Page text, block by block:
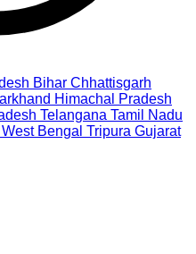
Bihar Chhattisgarh
Himachal Pradesh
Telangana Tamil Nadu
West Bengal Tripura Gujarat